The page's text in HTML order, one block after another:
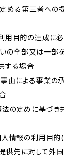
める第三者への
利用目的の達成に
の全部又は一部
する場合
事由による事業の
法の定めに基づ
人情報の利用目
供先に対して外